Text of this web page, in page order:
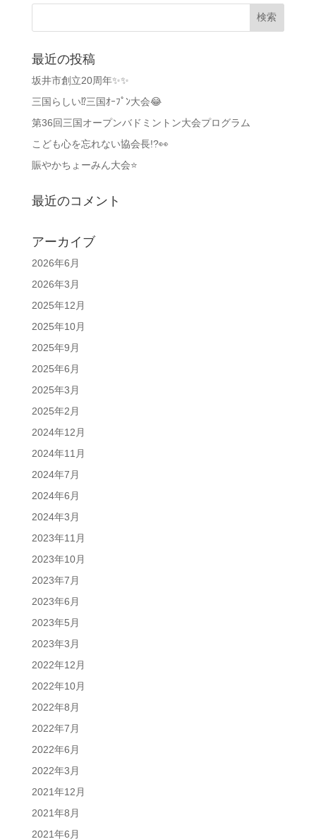
最近の投稿
坂井市創立20周年✨✨
三国らしい⁉️三国ｵｰﾌﾟﾝ大会😂
第36回三国オープンバドミントン大会プログラム
こども心を忘れない協会長!?👀
賑やかちょーみん大会⭐
最近のコメント
アーカイブ
2026年6月
2026年3月
2025年12月
2025年10月
2025年9月
2025年6月
2025年3月
2025年2月
2024年12月
2024年11月
2024年7月
2024年6月
2024年3月
2023年11月
2023年10月
2023年7月
2023年6月
2023年5月
2023年3月
2022年12月
2022年10月
2022年8月
2022年7月
2022年6月
2022年3月
2021年12月
2021年8月
2021年6月